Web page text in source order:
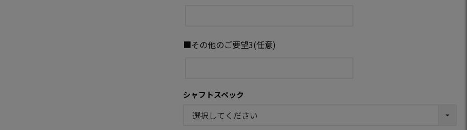
■その他のご要望3(任意)
シャフトスペック